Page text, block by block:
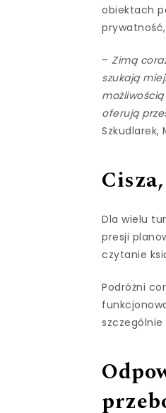
obiektach
–Zimą
szukają
oferują
Szkudlarek,
Dla wielu
presji
czytanie
Podróżni